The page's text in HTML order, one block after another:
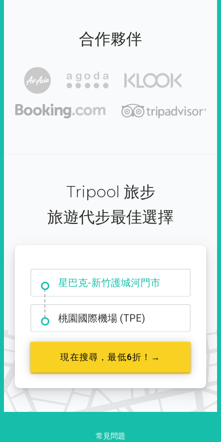
合作夥伴
Tripool 旅步
旅遊代步最佳選擇
大霸尖山登山口
桃園國際機場 (TPE)
現在搜尋，最低6折！→
常見問題